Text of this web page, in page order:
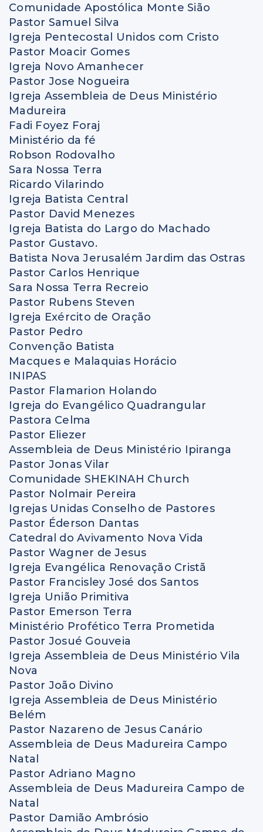
Comunidade Apostólica Monte Sião
Pastor Samuel Silva
Igreja Pentecostal Unidos com Cristo
Pastor Moacir Gomes
Igreja Novo Amanhecer
Pastor Jose Nogueira
Igreja Assembleia de Deus Ministério
Madureira
Fadi Foyez Foraj
Ministério da fé
Robson Rodovalho
Sara Nossa Terra
Ricardo Vilarindo
Igreja Batista Central
Pastor David Menezes
Igreja Batista do Largo do Machado
Pastor Gustavo.
Batista Nova Jerusalém Jardim das Ostras
Pastor Carlos Henrique
Sara Nossa Terra Recreio
Pastor Rubens Steven
Igreja Exército de Oração
Pastor Pedro
Convenção Batista
Macques e Malaquias Horácio
INIPAS
Pastor Flamarion Holando
Igreja do Evangélico Quadrangular
Pastora Celma
Pastor Eliezer
Assembleia de Deus Ministério Ipiranga
Pastor Jonas Vilar
Comunidade SHEKINAH Church
Pastor Nolmair Pereira
Igrejas Unidas Conselho de Pastores
Pastor Éderson Dantas
Catedral do Avivamento Nova Vida
Pastor Wagner de Jesus
Igreja Evangélica Renovação Cristã
Pastor Francisley José dos Santos
Igreja União Primitiva
Pastor Emerson Terra
Ministério Profético Terra Prometida
Pastor Josué Gouveia
Igreja Assembleia de Deus Ministério Vila
Nova
Pastor João Divino
Igreja Assembleia de Deus Ministério
Belém
Pastor Nazareno de Jesus Canário
Assembleia de Deus Madureira Campo
Natal
Pastor Adriano Magno
Assembleia de Deus Madureira Campo de
Natal
Pastor Damião Ambrósio